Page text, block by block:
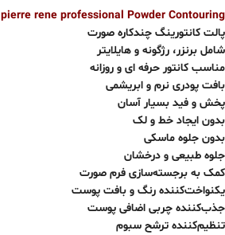
pierre rene professional Powder Contouring
پالت کانتورینگ چندکاره صورت
شامل برنزر، رژگونه و هایلایتر
مناسب کانتور حرفه ای و روزانه
بافت پودری نرم و ابریشمی
پخش و فید بسیار آسان
بدون ایجاد خط و لک
بدون جلوه ماسکی
جلوه طبیعی و درخشان
کمک به برجسته‌سازی فرم صورت
یکنواخت‌کننده رنگ و بافت پوست
جذب‌کننده چربی اضافی پوست
تنظیم‌کننده ترشح سبوم